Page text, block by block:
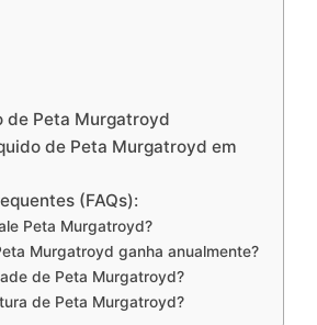
de Peta Murgatroyd
de Peta Murgatroyd em
(FAQs):
Peta Murgatroyd?
Murgatroyd ganha anualmente?
de Peta Murgatroyd?
de Peta Murgatroyd?